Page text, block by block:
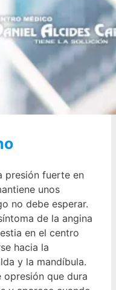
presión fuerte en
unos
no debe esperar.
de la angina
en el centro
hacia la
y la mandíbula.
opresión que dura